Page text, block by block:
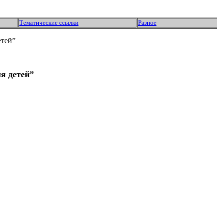
Тематические ссылки Разное
детей”